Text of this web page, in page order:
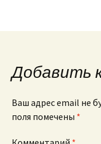
Добавить
Ваш адрес email не
поля помечены *